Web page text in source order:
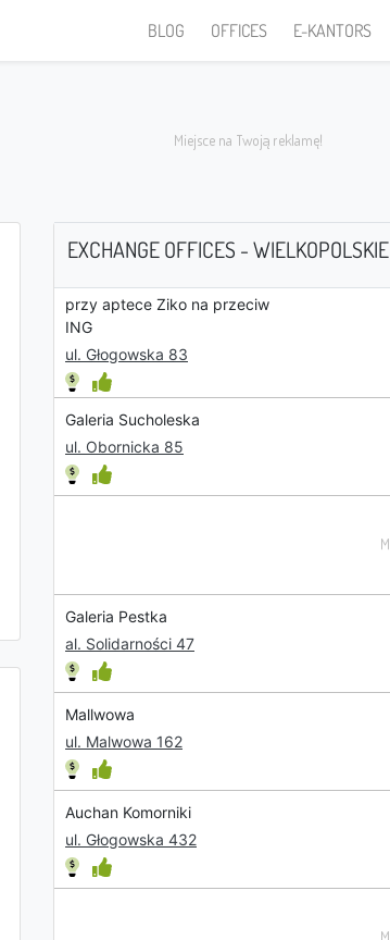
BLOG OFFICES E-KANTORS
I sell
EXCHANGE OFFICES - WIELKOPOLSKIE
przy aptece Ziko na przeciw
ING
ul. Głogowska 83
Galeria Sucholeska
ul. Obornicka 85
Galeria Pestka
al. Solidarności 47
Mallwowa
ul. Malwowa 162
Auchan Komorniki
ul. Głogowska 432